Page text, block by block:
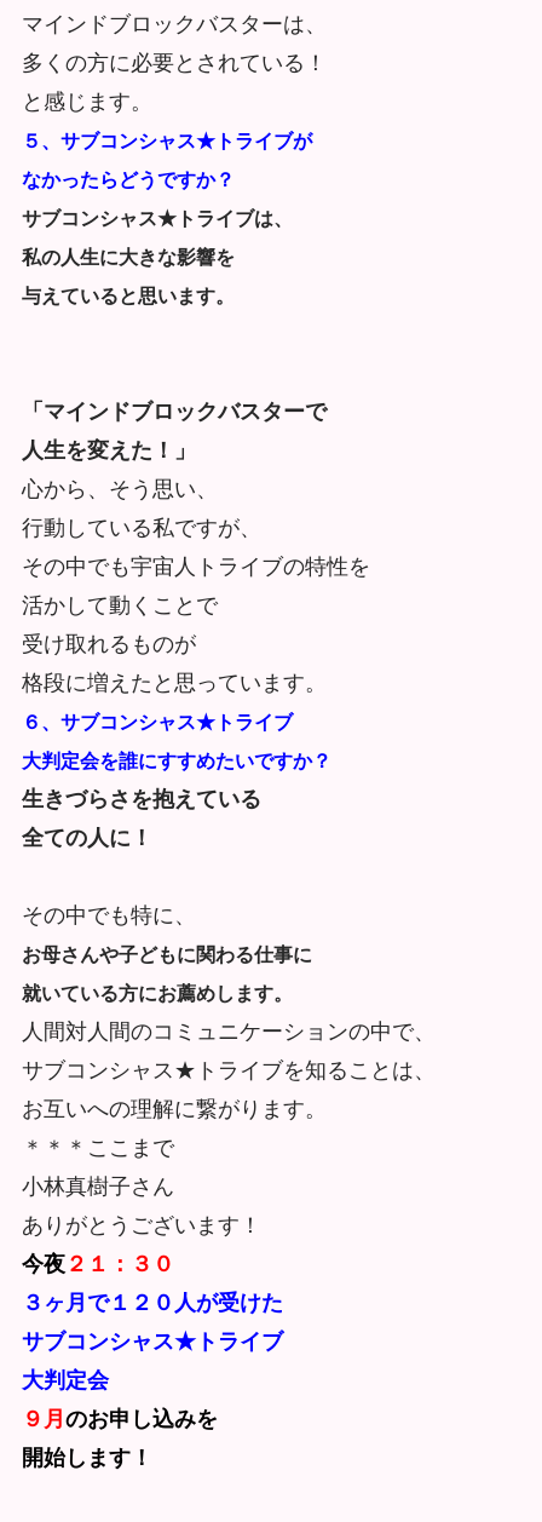
マインドブロックバスターは、
多くの方に必要とされている！
と感じます。
５、サブコンシャス★トライブが
なかったらどうですか？
サブコンシャス★トライブは、
私の人生に大きな影響を
与えていると思います。
「マインドブロックバスターで
人生を変えた！」
心から、そう思い、
行動している私ですが、
その中でも宇宙人トライブの特性を
活かして動くことで
受け取れるものが
格段に増えたと思っています。
６、サブコンシャス★トライブ
大判定会を誰にすすめたいですか？
生きづらさを抱えている
全ての人に！
その中でも特に、
お母さんや子どもに関わる仕事に
就いている方にお薦めします。
人間対人間のコミュニケーションの中で、
サブコンシャス★トライブを知ることは、
お互いへの理解に繋がります。
＊＊＊ここまで
小林真樹子さん
ありがとうございます！
今夜２１：３０
３ヶ月で１２０人が受けた
サブコンシャス★トライブ
大判定会
９月 のお申し込みを
開始します！